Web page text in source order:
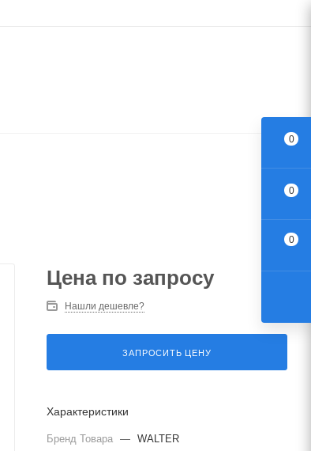
Цена по запросу
Нашли дешевле?
ЗАПРОСИТЬ ЦЕНУ
Характеристики
Бренд Товара — WALTER
0
0
0